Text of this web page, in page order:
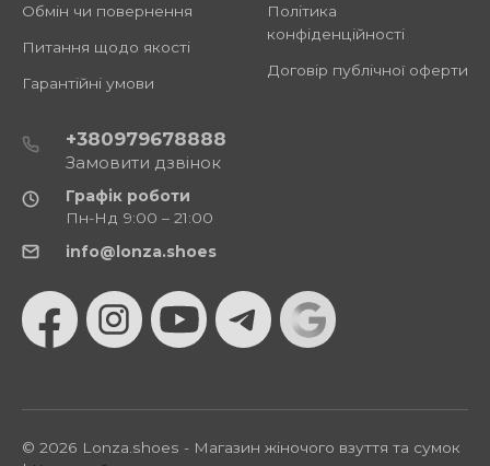
Обмін чи повернення
Питання щодо якості
Гарантійні умови
Політика
конфіденційності
Договір публічної оферти
+380979678888
Замовити дзвінок
Графік роботи
Пн-Нд 9:00 – 21:00
info@lonza.shoes
© 2026 Lonza.shoes - Магазин жіночого взуття та сумок